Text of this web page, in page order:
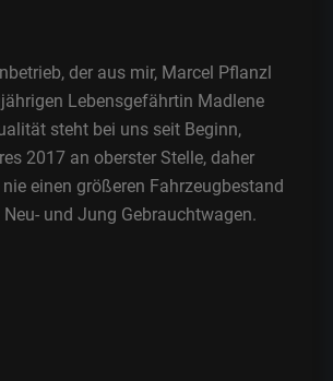
der aus mir, Marcel Pflanzl
Lebensgefährtin Madlene
steht bei uns seit Beginn,
2017 an oberster Stelle, daher
einen größeren Fahrzeugbestand
und Jung Gebrauchtwagen.